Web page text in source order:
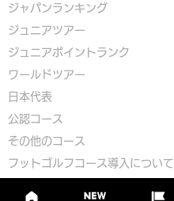
ジャパンランキング
ジュニアツアー
ジュニアポイントランク
​ワールドツアー
​​日本代表
公認コース
​その他のコース
​ フットゴルフコース導入について